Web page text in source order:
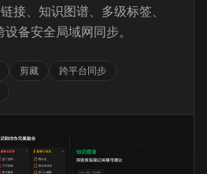
接、知识图谱、多级标签、
备安全局域网同步。
剪藏
跨平台同步